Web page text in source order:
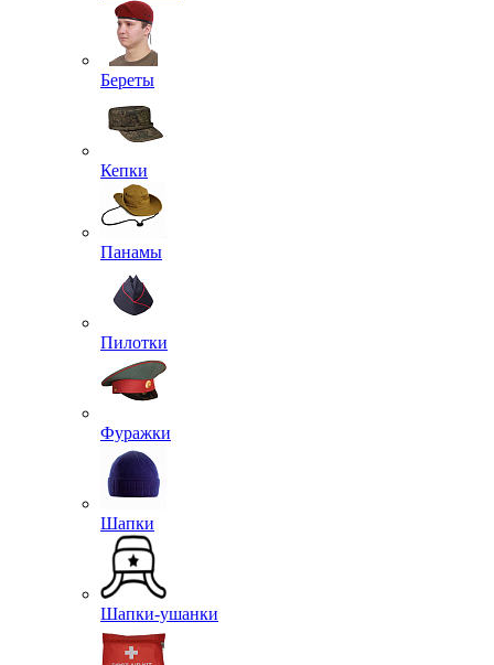
Береты
Кепки
Панамы
Пилотки
Фуражки
Шапки
Шапки-ушанки